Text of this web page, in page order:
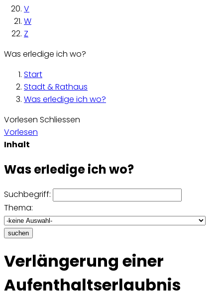
V
W
Z
Was erledige ich wo?
Start
Stadt & Rathaus
Was erledige ich wo?
Vorlesen Schliessen
Vorlesen
Inhalt
Was erledige ich wo?
Suchbegriff:
Thema:
suchen
Verlängerung einer
Aufenthaltserlaubnis